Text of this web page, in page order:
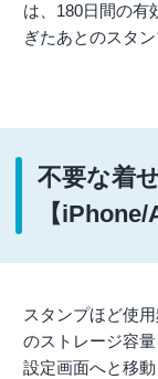
は、180日間の有
ぎたあとのスタ
不要な着
【iPhone/
スタンプほど使
のストレージ容
設定画面へと移